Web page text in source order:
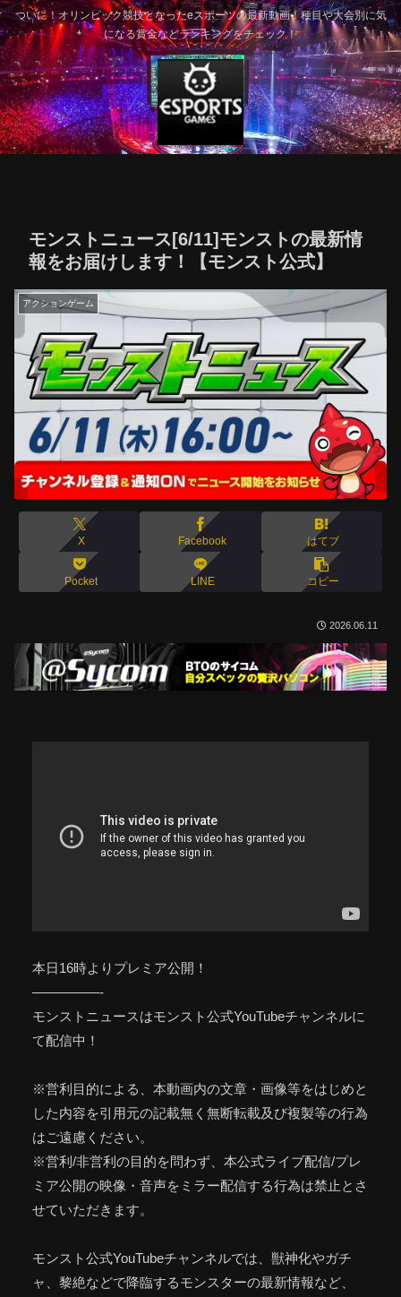
ついに！オリンピック競技となったeスポーツの最新動画！種目や大会別に気
になる賞金などランキングをチェック！
モンストニュース[6/11]モンストの最新情
報をお届けします！【モンスト公式】
アクションゲーム
X Facebook はてブ
Pocket LINE コピー
2026.06.11
本日16時よりプレミア公開！
—————-
モンストニュースはモンスト公式YouTubeチャンネルに
て配信中！
※営利目的による、本動画内の文章・画像等をはじめと
した内容を引用元の記載無く無断転載及び複製等の行為
はご遠慮ください。
※営利/非営利の目的を問わず、本公式ライブ配信/プレ
ミア公開の映像・音声をミラー配信する行為は禁止とさ
せていただきます。
モンスト公式YouTubeチャンネルでは、獣神化やガチ
ャ、黎絶などで降臨するモンスターの最新情報など、